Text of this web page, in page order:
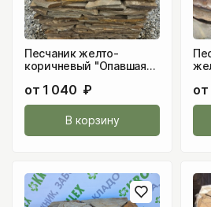
Песчаник желто-
коричневый "Опавшая
от 1 040 ₽
В корзину
от